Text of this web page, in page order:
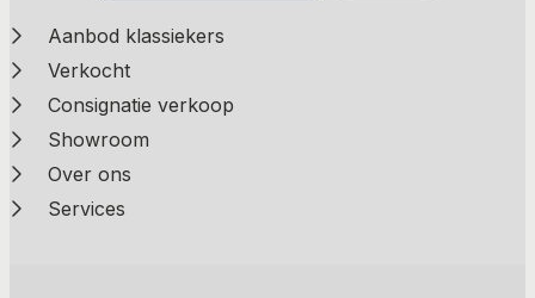
Aanbod klassiekers
Verkocht
Consignatie verkoop
Showroom
Over ons
Services